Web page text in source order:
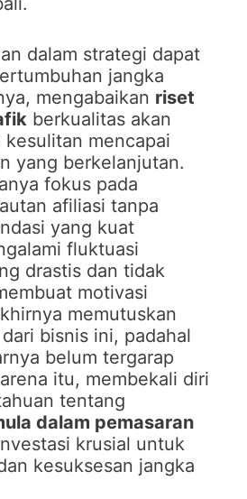
dalam strategi dapat
jangka
mengabaikan riset
berkualitas akan
kesulitan mencapai
yang berkelanjutan.
fokus pada
afiliasi tanpa
yang kuat
fluktuasi
drastis dan tidak
motivasi
memutuskan
bisnis ini, padahal
belum tergarap
itu, membekali diri
tentang
dalam pemasaran
krusial untuk
kesuksesan jangka